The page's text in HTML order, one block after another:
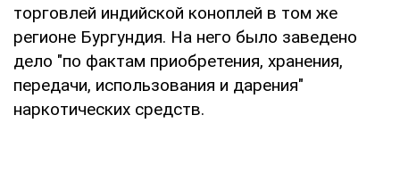
торговлей индийской коноплей в том же
регионе Бургундия. На него было заведено
дело "по фактам приобретения, хранения,
передачи, использования и дарения"
наркотических средств.